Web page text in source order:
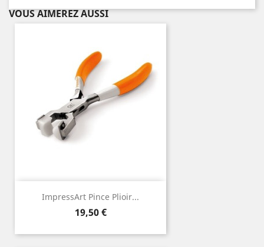
VOUS AIMEREZ AUSSI
ImpressArt Pince Plioir...
Prix
19,50 €